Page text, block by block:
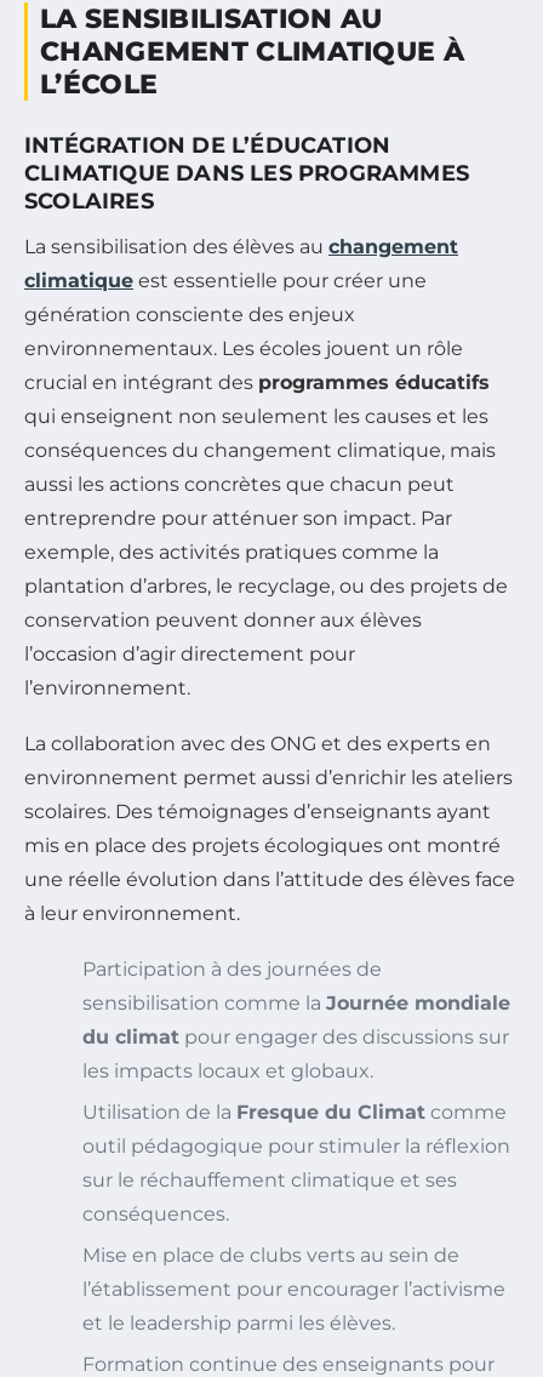
LA SENSIBILISATION AU
CHANGEMENT CLIMATIQUE À
L’ÉCOLE
INTÉGRATION DE L’ÉDUCATION
CLIMATIQUE DANS LES PROGRAMMES
SCOLAIRES
La sensibilisation des élèves au changement
climatique est essentielle pour créer une
génération consciente des enjeux
environnementaux. Les écoles jouent un rôle
crucial en intégrant des programmes éducatifs
qui enseignent non seulement les causes et les
conséquences du changement climatique, mais
aussi les actions concrètes que chacun peut
entreprendre pour atténuer son impact. Par
exemple, des activités pratiques comme la
plantation d’arbres, le recyclage, ou des projets de
conservation peuvent donner aux élèves
l’occasion d’agir directement pour
l’environnement.
La collaboration avec des ONG et des experts en
environnement permet aussi d’enrichir les ateliers
scolaires. Des témoignages d’enseignants ayant
mis en place des projets écologiques ont montré
une réelle évolution dans l’attitude des élèves face
à leur environnement.
Participation à des journées de
sensibilisation comme la Journée mondiale
du climat pour engager des discussions sur
les impacts locaux et globaux.
Utilisation de la Fresque du Climat comme
outil pédagogique pour stimuler la réflexion
sur le réchauffement climatique et ses
conséquences.
Mise en place de clubs verts au sein de
l’établissement pour encourager l’activisme
et le leadership parmi les élèves.
Formation continue des enseignants pour